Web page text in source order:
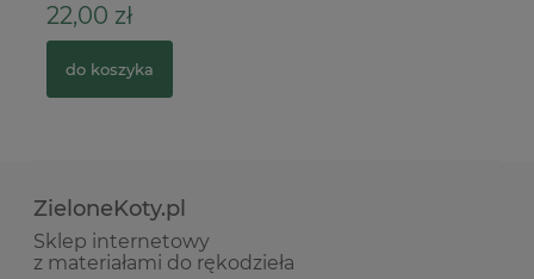
22,00 zł
do koszyka
ZieloneKoty.pl
Sklep internetowy
z materiałami do rękodzieła